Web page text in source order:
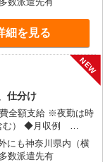
細を見る
NEW
仕分け
全額支給 ※夜勤は時
収例
〜19時 週5日勤務の
勤務
にも神奈川県内（横
数派遣先有